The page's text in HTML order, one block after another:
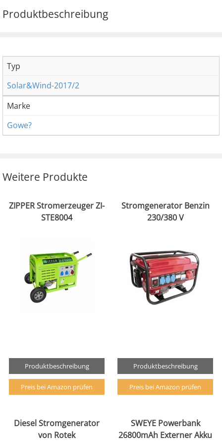
Produktbeschreibung
Typ
Solar&Wind-2017/2
Marke
Gowe?
Weitere Produkte
ZIPPER Stromerzeuger ZI-
STE8004
Produktbeschreibung
Preis bei Amazon prüfen
Stromgenerator Benzin
230/380 V
Produktbeschreibung
Preis bei Amazon prüfen
Diesel Stromgenerator
von Rotek
SWEYE Powerbank
26800mAh Externer Akku